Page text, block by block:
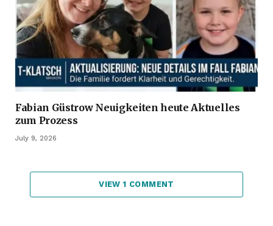
Fabian Güstrow Neuigkeiten heute Aktuelles
zum Prozess
July 9, 2026
VIEW 1 COMMENT